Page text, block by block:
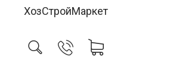
ХозСтройМаркет